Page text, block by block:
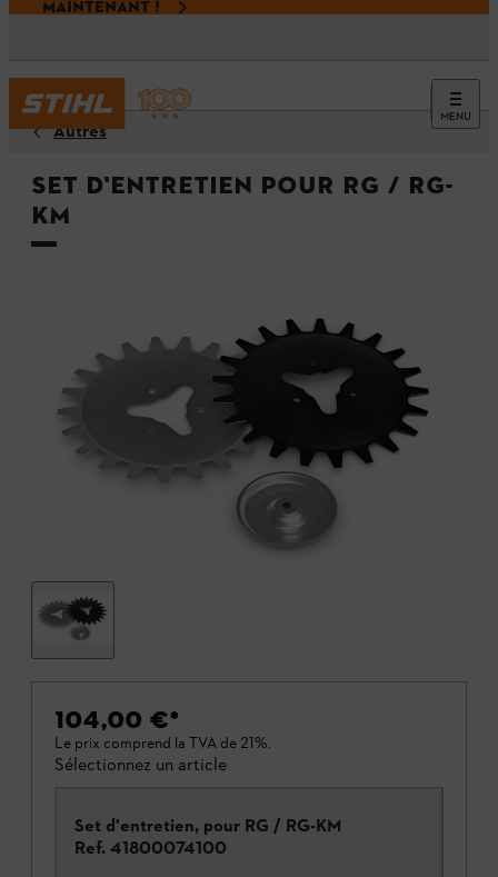
MAINTENANT !
MENU
Autres
Set d'entretien pour RG / RG-
KM
104,00 €*
Le prix comprend la TVA de 21%.
Sélectionnez un article
Set d'entretien, pour RG / RG-KM
Ref. 41800074100